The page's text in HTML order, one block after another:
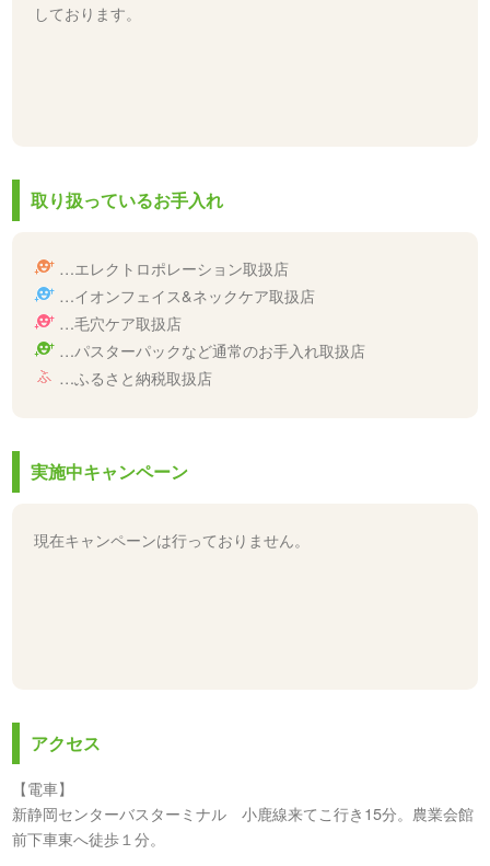
しております。
取り扱っているお手入れ
…エレクトロポレーション取扱店
…イオンフェイス&ネックケア取扱店
…毛穴ケア取扱店
…パスターパックなど通常のお手入れ取扱店
…ふるさと納税取扱店
実施中キャンペーン
現在キャンペーンは行っておりません。
アクセス
【電車】
新静岡センターバスターミナル 小鹿線来てこ行き15分。農業会館
前下車東へ徒歩１分。